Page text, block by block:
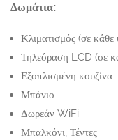
Δωμάτια:
Κλιματισμός (σε
Τηλεόραση LCD (σε
Εξοπλισμένη κουζίνα
Μπάνιο
Δωρεάν WiFi
Μπαλκόνι, Τέντες